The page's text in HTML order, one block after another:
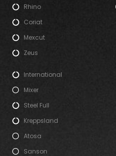
Rhino
Coriat
Mexcut
Zeus
International
Mixer
Steel Full
Kreppsland
Atosa
Sanson